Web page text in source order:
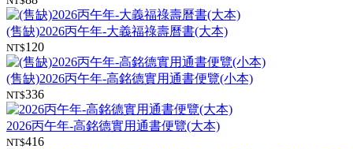
(售缺)2026丙午年-大義福祿壽曆書(大本)
NT$120
(售缺)2026丙午年-高銘德實用通書便覽(小本)
NT$336
2026丙午年-高銘德實用通書便覽(大本)
NT$416